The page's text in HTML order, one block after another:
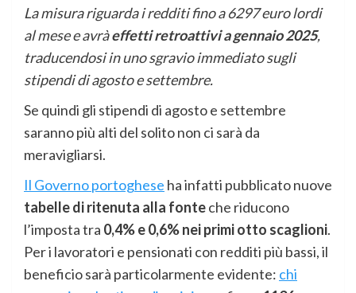
La misura riguarda i redditi fino a 6297 euro lordi
al mese e avràeffetti retroattivi a gennaio 2025,
traducendosi in uno sgravio immediato sugli
stipendi di agosto e settembre.
Se quindi gli stipendi di agosto e settembre
saranno più alti del solito non ci sarà da
meravigliarsi.
Il Governo portoghese ha infatti pubblicato nuove
tabelle di ritenuta alla fonteche riducono
l’imposta tra 0,4% e 0,6% nei primi otto scaglioni.
Per i lavoratori e pensionati con redditi più bassi, il
beneficio sarà particolarmente evidente: chi